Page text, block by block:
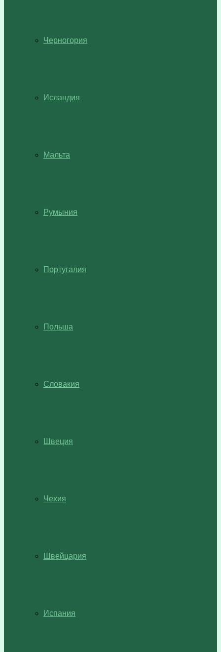
Черногория
Исландия
Мальта
Румыния
Португалия
Польша
Словакия
Швеция
Чехия
Швейцария
Испания